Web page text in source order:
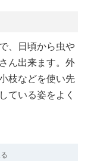
、日頃から虫や
ん出来ます。外
枝などを使い先
ている姿をよく